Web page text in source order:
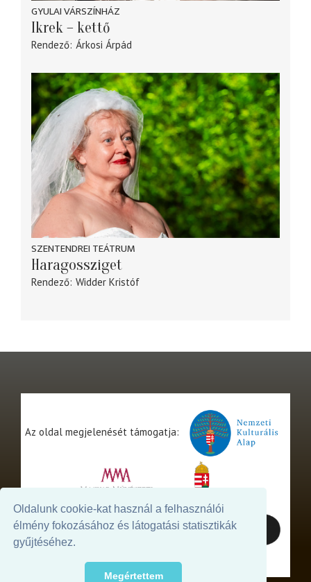
Oldalunk cookie-kat használ a felhasználói
élmény fokozásához és látogatási statisztikák
gyűjtéséhez.
Megértettem
GYULAI VÁRSZÍNHÁZ
Ikrek – kettő
Rendező Árkosi Árpád
SZENTENDREI TEÁTRUM
Haragossziget
Rendező Widder Kristóf
Az oldal megjelenését támogatja: